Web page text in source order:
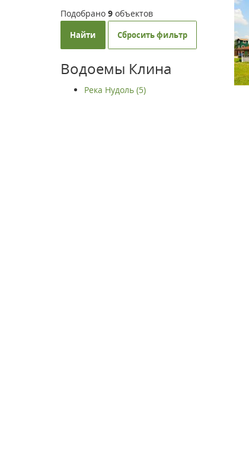
Подобрано 9 объектов
Найти Сбросить фильтр
Водоемы Клина
Река Нудоль (5)